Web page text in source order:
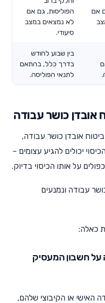
אם
הפוליסות, גם אם
לא נמצאים במצב
סיעודי.
בין שבוע לחודש
בדרך כלל, בהתאם
לתנאי הפוליסה.
אובדן כושר עבודה,
יכולים להגיע עצומים –
על אותו הכיסוי בדיוק.
עבודה ונמנעים
כאלה:
על חשבון המעסיק
האישי או הקיבוצי שלהם,